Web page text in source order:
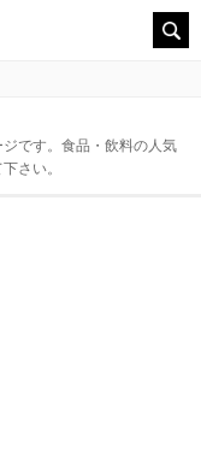
です。食品・飲料の人気
さい。